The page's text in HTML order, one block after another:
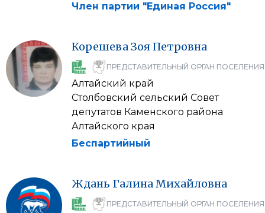
Член партии "Единая Россия"
КорешеваЗояПетровна
ПРЕДСТАВИТЕЛЬНЫЙ ОРГАН ПОСЕЛЕНИЯ
Алтайский край
Столбовский сельский Совет
депутатов Каменского района
Алтайского края
Беспартийный
Ждань ГалинаМихайловна
ПРЕДСТАВИТЕЛЬНЫЙ ОРГАН ПОСЕЛЕНИЯ